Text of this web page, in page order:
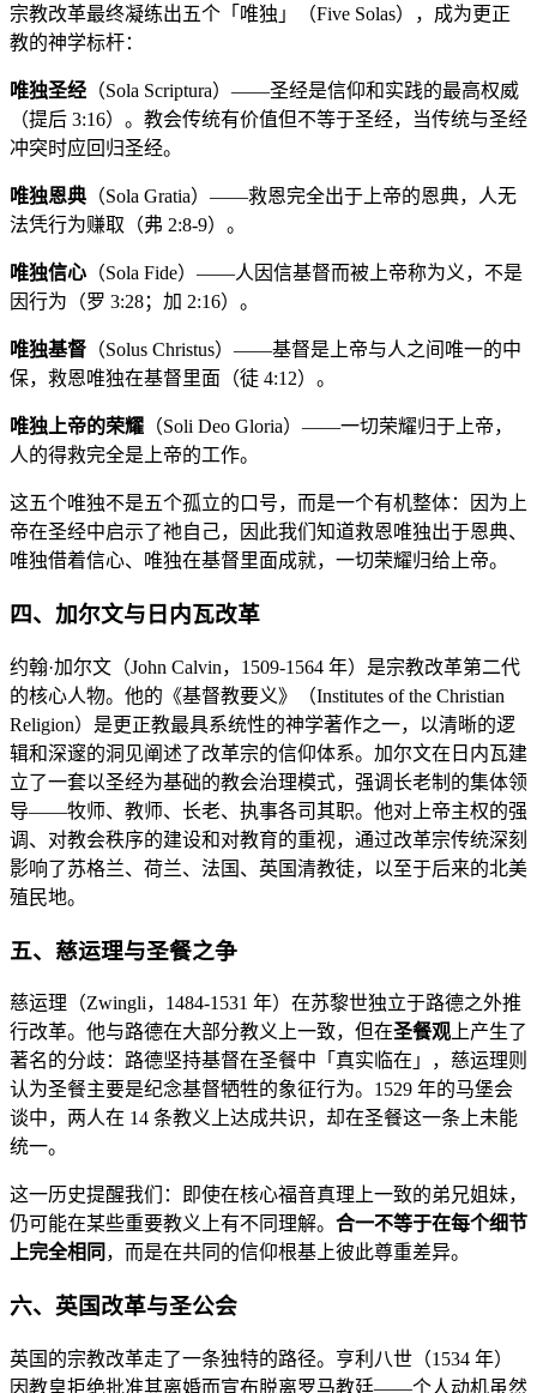
宗教改革最终凝练出五个「唯独」（Five Solas），成为更正
教的神学标杆：
唯独圣经 （Sola Scriptura）——圣经是信仰和实践的最高权威
（提后 3:16）。教会传统有价值但不等于圣经，当传统与圣经
冲突时应回归圣经。
唯独恩典 （Sola Gratia）——救恩完全出于上帝的恩典，人无
法凭行为赚取（弗 2:8-9）。
唯独信心 （Sola Fide）——人因信基督而被上帝称为义，不是
因行为（罗 3:28；加 2:16）。
唯独基督 （Solus Christus）——基督是上帝与人之间唯一的中
保，救恩唯独在基督里面（徒 4:12）。
唯独上帝的荣耀 （Soli Deo Gloria）——一切荣耀归于上帝，
人的得救完全是上帝的工作。
这五个唯独不是五个孤立的口号，而是一个有机整体：因为上
帝在圣经中启示了祂自己，因此我们知道救恩唯独出于恩典、
唯独借着信心、唯独在基督里面成就，一切荣耀归给上帝。
四、加尔文与日内瓦改革
约翰·加尔文（John Calvin，1509-1564 年）是宗教改革第二代
的核心人物。他的《基督教要义》（Institutes of the Christian
Religion）是更正教最具系统性的神学著作之一，以清晰的逻
辑和深邃的洞见阐述了改革宗的信仰体系。加尔文在日内瓦建
立了一套以圣经为基础的教会治理模式，强调长老制的集体领
导——牧师、教师、长老、执事各司其职。他对上帝主权的强
调、对教会秩序的建设和对教育的重视，通过改革宗传统深刻
影响了苏格兰、荷兰、法国、英国清教徒，以至于后来的北美
殖民地。
五、慈运理与圣餐之争
慈运理（Zwingli，1484-1531 年）在苏黎世独立于路德之外推
行改革。他与路德在大部分教义上一致，但在圣餐观 上产生了
著名的分歧：路德坚持基督在圣餐中「真实临在」，慈运理则
认为圣餐主要是纪念基督牺牲的象征行为。1529 年的马堡会
谈中，两人在 14 条教义上达成共识，却在圣餐这一条上未能
统一。
这一历史提醒我们：即使在核心福音真理上一致的弟兄姐妹，
仍可能在某些重要教义上有不同理解。 合一不等于在每个细节
上完全相同 ，而是在共同的信仰根基上彼此尊重差异。
六、英国改革与圣公会
英国的宗教改革走了一条独特的路径。亨利八世（1534 年）
因教皇拒绝批准其离婚而宣布脱离罗马教廷——个人动机虽然